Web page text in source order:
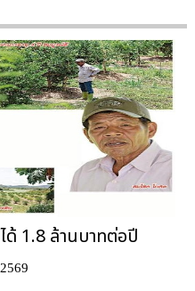
ด้ 1.8 ล้านบาทต่อปี